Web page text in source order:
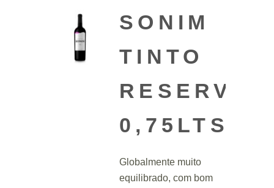
SONIM
TINTO
RESERVA
0,75LTS
Globalmente muito
equilibrado, com bom